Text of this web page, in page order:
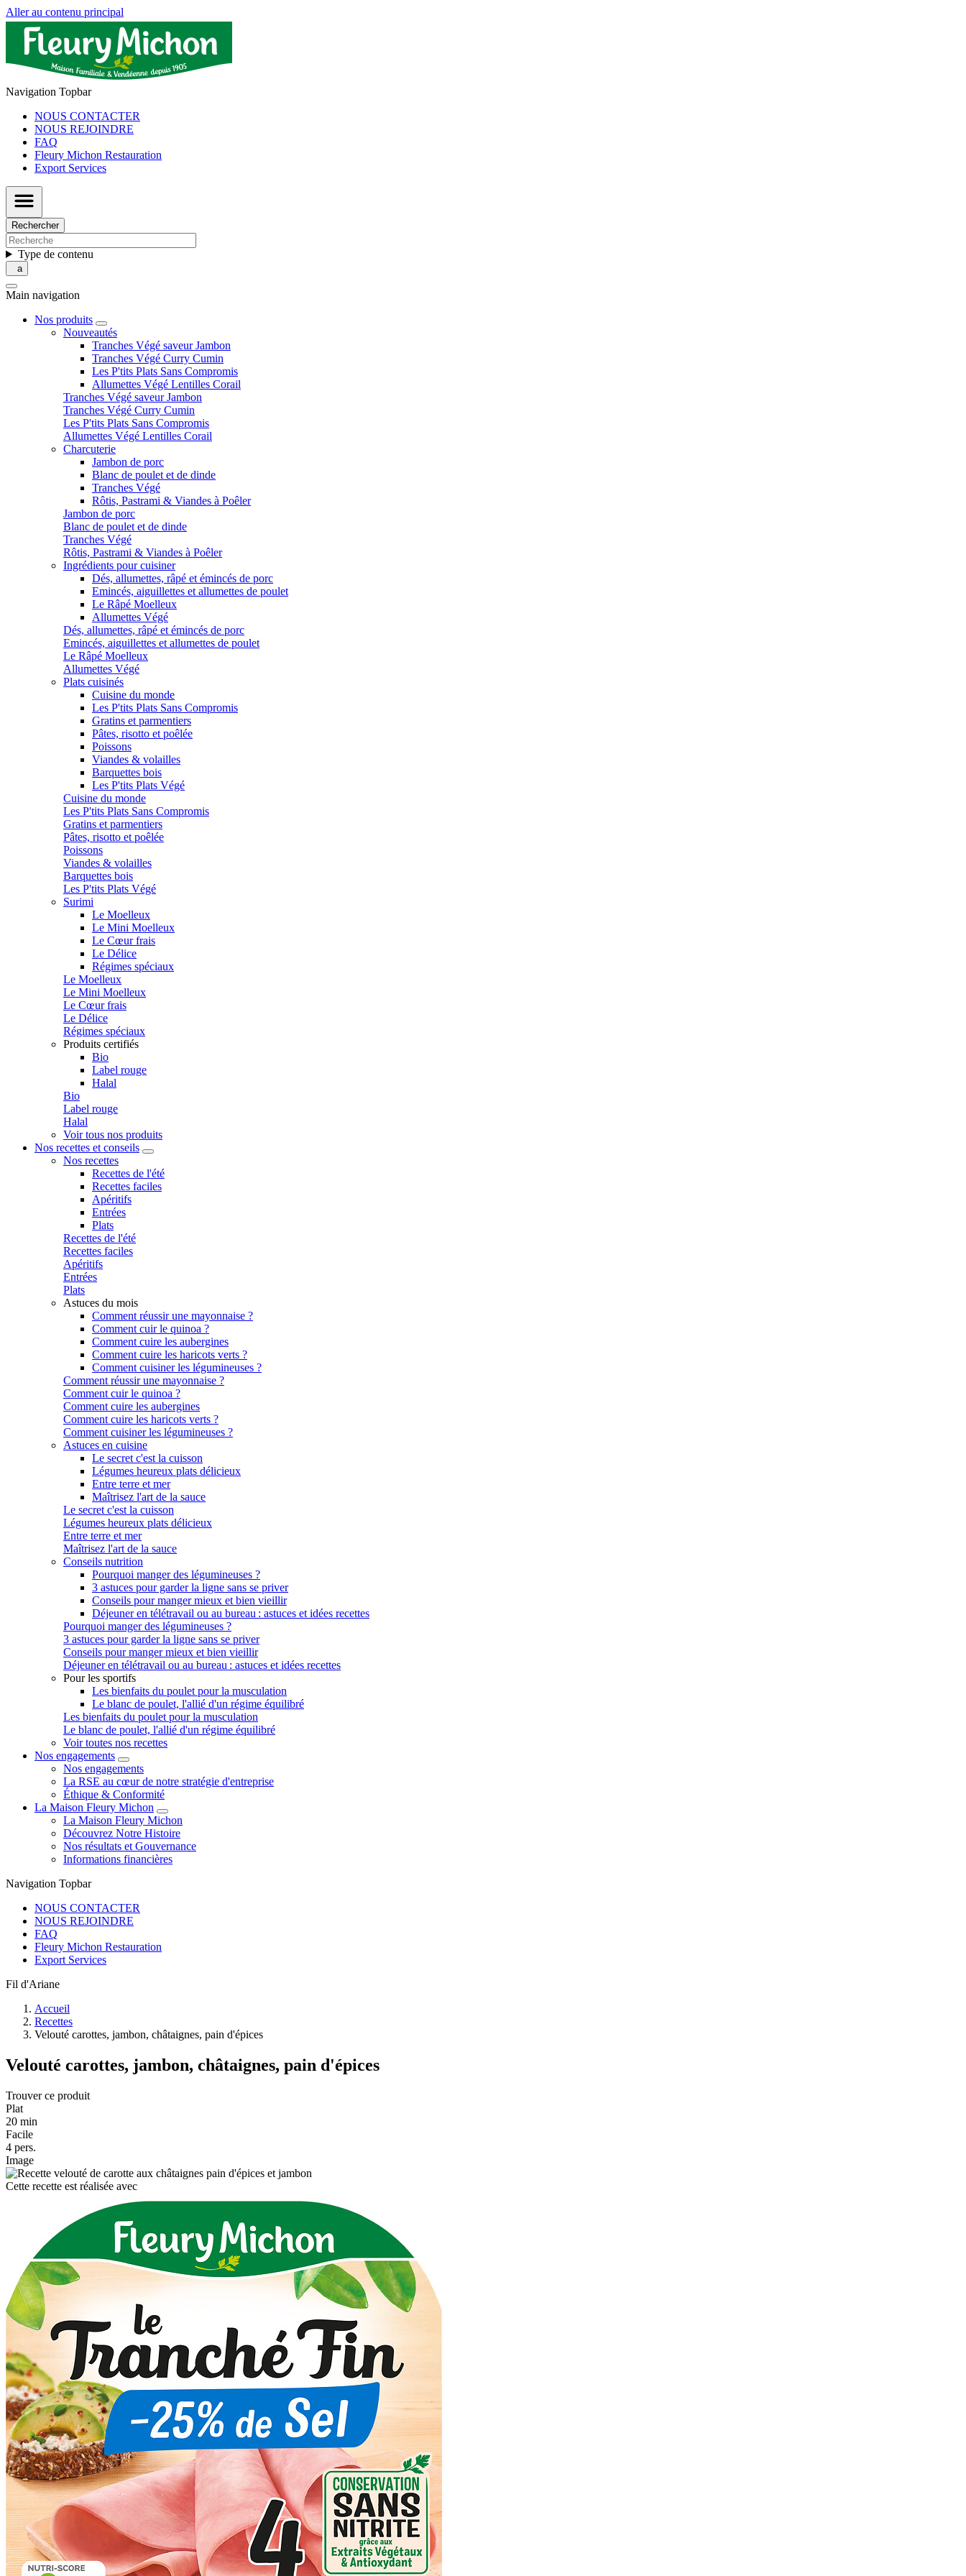
Aller au contenu principal
Navigation Topbar
NOUS CONTACTER
NOUS REJOINDRE
FAQ
Fleury Michon Restauration
Export Services
Rechercher
Type de contenu
Main navigation
Nos produits
Nouveautés
Tranches Végé saveur Jambon
Tranches Végé Curry Cumin
Les P'tits Plats Sans Compromis
Allumettes Végé Lentilles Corail
Tranches Végé saveur Jambon
Tranches Végé Curry Cumin
Les P'tits Plats Sans Compromis
Allumettes Végé Lentilles Corail
Charcuterie
Jambon de porc
Blanc de poulet et de dinde
Tranches Végé
Rôtis, Pastrami & Viandes à Poêler
Jambon de porc
Blanc de poulet et de dinde
Tranches Végé
Rôtis, Pastrami & Viandes à Poêler
Ingrédients pour cuisiner
Dés, allumettes, râpé et émincés de porc
Emincés, aiguillettes et allumettes de poulet
Le Râpé Moelleux
Allumettes Végé
Dés, allumettes, râpé et émincés de porc
Emincés, aiguillettes et allumettes de poulet
Le Râpé Moelleux
Allumettes Végé
Plats cuisinés
Cuisine du monde
Les P'tits Plats Sans Compromis
Gratins et parmentiers
Pâtes, risotto et poêlée
Poissons
Viandes & volailles
Barquettes bois
Les P'tits Plats Végé
Cuisine du monde
Les P'tits Plats Sans Compromis
Gratins et parmentiers
Pâtes, risotto et poêlée
Poissons
Viandes & volailles
Barquettes bois
Les P'tits Plats Végé
Surimi
Le Moelleux
Le Mini Moelleux
Le Cœur frais
Le Délice
Régimes spéciaux
Le Moelleux
Le Mini Moelleux
Le Cœur frais
Le Délice
Régimes spéciaux
Produits certifiés
Bio
Label rouge
Halal
Bio
Label rouge
Halal
Voir tous nos produits
Nos recettes et conseils
Nos recettes
Recettes de l'été
Recettes faciles
Apéritifs
Entrées
Plats
Recettes de l'été
Recettes faciles
Apéritifs
Entrées
Plats
Astuces du mois
Comment réussir une mayonnaise ?
Comment cuir le quinoa ?
Comment cuire les aubergines
Comment cuire les haricots verts ?
Comment cuisiner les légumineuses ?
Comment réussir une mayonnaise ?
Comment cuir le quinoa ?
Comment cuire les aubergines
Comment cuire les haricots verts ?
Comment cuisiner les légumineuses ?
Astuces en cuisine
Le secret c'est la cuisson
Légumes heureux plats délicieux
Entre terre et mer
Maîtrisez l'art de la sauce
Le secret c'est la cuisson
Légumes heureux plats délicieux
Entre terre et mer
Maîtrisez l'art de la sauce
Conseils nutrition
Pourquoi manger des légumineuses ?
3 astuces pour garder la ligne sans se priver
Conseils pour manger mieux et bien vieillir
Déjeuner en télétravail ou au bureau : astuces et idées recettes
Pourquoi manger des légumineuses ?
3 astuces pour garder la ligne sans se priver
Conseils pour manger mieux et bien vieillir
Déjeuner en télétravail ou au bureau : astuces et idées recettes
Pour les sportifs
Les bienfaits du poulet pour la musculation
Le blanc de poulet, l'allié d'un régime équilibré
Les bienfaits du poulet pour la musculation
Le blanc de poulet, l'allié d'un régime équilibré
Voir toutes nos recettes
Nos engagements
Nos engagements
La RSE au cœur de notre stratégie d'entreprise
Éthique & Conformité
La Maison Fleury Michon
La Maison Fleury Michon
Découvrez Notre Histoire
Nos résultats et Gouvernance
Informations financières
Navigation Topbar
NOUS CONTACTER
NOUS REJOINDRE
FAQ
Fleury Michon Restauration
Export Services
Fil d'Ariane
Accueil
Recettes
Velouté carottes, jambon, châtaignes, pain d'épices
Velouté carottes, jambon, châtaignes, pain d'épices
Trouver ce produit
Plat
20 min
Facile
4 pers.
Image
Cette recette est réalisée avec